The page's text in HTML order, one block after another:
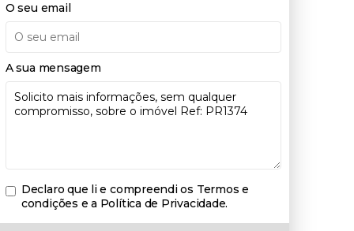
O seu email
A sua mensagem
Declaro que li e compreendi os Termos e
condições e a Política de Privacidade.